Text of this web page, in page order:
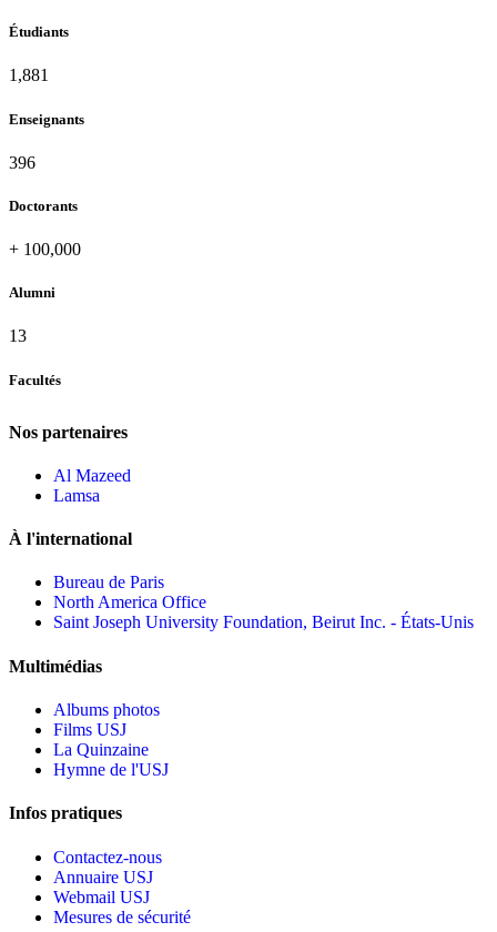
Étudiants
1,995
Enseignants
420
Doctorants
+ 100,000
Alumni
13
Facultés
Nos partenaires
Al Mazeed
Lamsa
À l'international
Bureau de Paris
North America Office
Saint Joseph University Foundation, Beirut Inc. - États-Unis
Multimédias
Albums photos
Films USJ
La Quinzaine
Hymne de l'USJ
Infos pratiques
Contactez-nous
Annuaire USJ
Webmail USJ
Mesures de sécurité